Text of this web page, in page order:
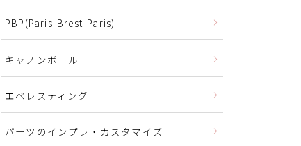
PBP(Paris-Brest-Paris)
キャノンボール
エベレスティング
パーツのインプレ・カスタマイズ